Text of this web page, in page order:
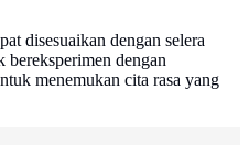
disesuaikan dengan selera
bereksperimen dengan
menemukan cita rasa yang